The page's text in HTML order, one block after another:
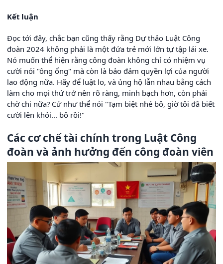
Kết luận
Đọc tới đây, chắc bạn cũng thấy rằng Dự thảo Luật Công
đoàn 2024 không phải là một đứa trẻ mới lớn tự tập lái xe.
Nó muốn thể hiện rằng công đoàn không chỉ có nhiệm vụ
cười nói "ông ổng" mà còn là bảo đảm quyền lợi của người
lao động nữa. Hãy để luật lo, và ủng hộ lẫn nhau bằng cách
làm cho mọi thứ trở nên rõ ràng, minh bạch hơn, còn phải
chờ chi nữa? Cứ như thể nói "Tạm biệt nhé bô, giờ tôi đã biết
cười lên khỏi... bô rồi!"
Các cơ chế tài chính trong Luật Công
đoàn và ảnh hưởng đến công đoàn viên